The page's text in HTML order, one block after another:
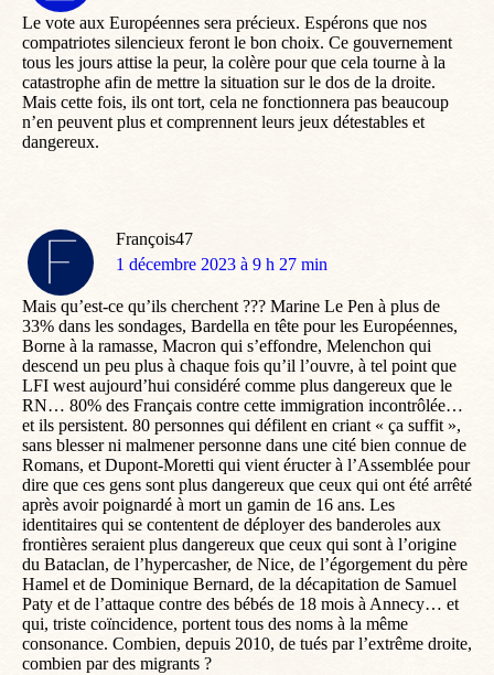
Le vote aux Européennes sera précieux. Espérons que nos
compatriotes silencieux feront le bon choix. Ce gouvernement
tous les jours attise la peur, la colère pour que cela tourne à la
catastrophe afin de mettre la situation sur le dos de la droite.
Mais cette fois, ils ont tort, cela ne fonctionnera pas beaucoup
n’en peuvent plus et comprennent leurs jeux détestables et
dangereux.
François47
dit
1 décembre 2023 à 9 h 27 min
Mais qu’est-ce qu’ils cherchent ??? Marine Le Pen à plus de
33% dans les sondages, Bardella en tête pour les Européennes,
Borne à la ramasse, Macron qui s’effondre, Melenchon qui
descend un peu plus à chaque fois qu’il l’ouvre, à tel point que
LFI west aujourd’hui considéré comme plus dangereux que le
RN… 80% des Français contre cette immigration incontrôlée…
et ils persistent. 80 personnes qui défilent en criant « ça suffit »,
sans blesser ni malmener personne dans une cité bien connue de
Romans, et Dupont-Moretti qui vient éructer à l’Assemblée pour
dire que ces gens sont plus dangereux que ceux qui ont été arrêté
après avoir poignardé à mort un gamin de 16 ans. Les
identitaires qui se contentent de déployer des banderoles aux
frontières seraient plus dangereux que ceux qui sont à l’origine
du Bataclan, de l’hypercasher, de Nice, de l’égorgement du père
Hamel et de Dominique Bernard, de la décapitation de Samuel
Paty et de l’attaque contre des bébés de 18 mois à Annecy… et
qui, triste coïncidence, portent tous des noms à la même
consonance. Combien, depuis 2010, de tués par l’extrême droite,
combien par des migrants ?